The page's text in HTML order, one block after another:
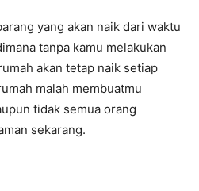
yang akan naik dari waktu
tanpa kamu melakukan
akan tetap naik setiap
malah membuatmu
tidak semua orang
sekarang.